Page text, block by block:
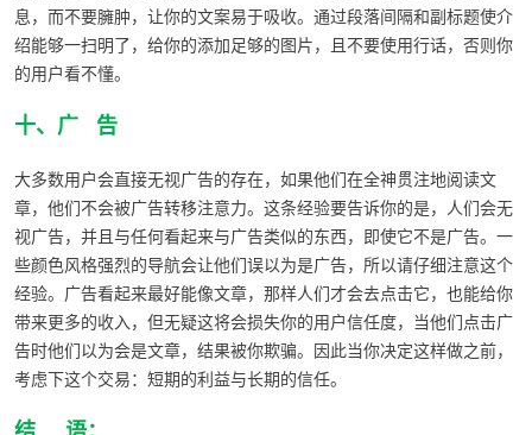
息，而不要臃肿，让你的文案易于吸收。通过段落间隔和副标题使介
绍能够一扫明了，给你的添加足够的图片，且不要使用行话，否则你
的用户看不懂。
十、广 告
大多数用户会直接无视广告的存在，如果他们在全神贯注地阅读文
章，他们不会被广告转移注意力。这条经验要告诉你的是，人们会无
视广告，并且与任何看起来与广告类似的东西，即使它不是广告。一
些颜色风格强烈的导航会让他们误以为是广告，所以请仔细注意这个
经验。广告看起来最好能像文章，那样人们才会去点击它，也能给你
带来更多的收入，但无疑这将会损失你的用户信任度，当他们点击广
告时他们以为会是文章，结果被你欺骗。因此当你决定这样做之前，
考虑下这个交易：短期的利益与长期的信任。